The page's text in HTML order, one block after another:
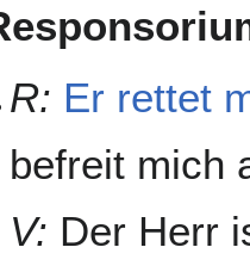
R: Er rettet
befreit mich
V: Der Herr